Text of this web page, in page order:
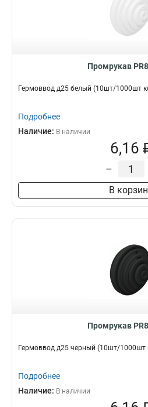
Промрукав
Гермоввод д25 белый (10шт/1000шт
Подробнее
Наличие: В наличии
6,16
–
В
Промрукав
Гермоввод д25 черный (10шт/1000шт
Подробнее
Наличие: В наличии